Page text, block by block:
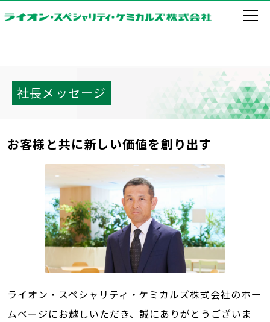
社長メッセージ
お客様と共に新しい価値を創り出す
ライオン・スペシャリティ・ケミカルズ株式会社のホー
ムページにお越しいただき、誠にありがとうございま